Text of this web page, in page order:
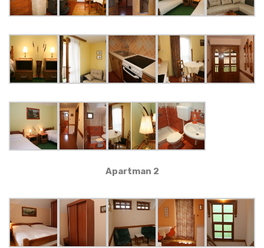
Apartman 2